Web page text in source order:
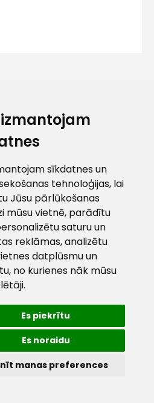
izmantojam
sīkdatnes un
tehnoloģijas, lai
Jūsu pārlūkošanas
mūsu vietnē, parādītu
saturu un
reklāmas, analizētu
datplūsmu un
no kurienes nāk mūsu
Es piekrītu
Es noraidu
manas preferences
SIA.
nov., LV - 3801
8:00 - 17:00
Piekrītu saņemt
pastā
Sūtīt ziņojumu
Klientu
atbalsts
Darbdienās:
(+371) 63 881
186
info@hards.lv